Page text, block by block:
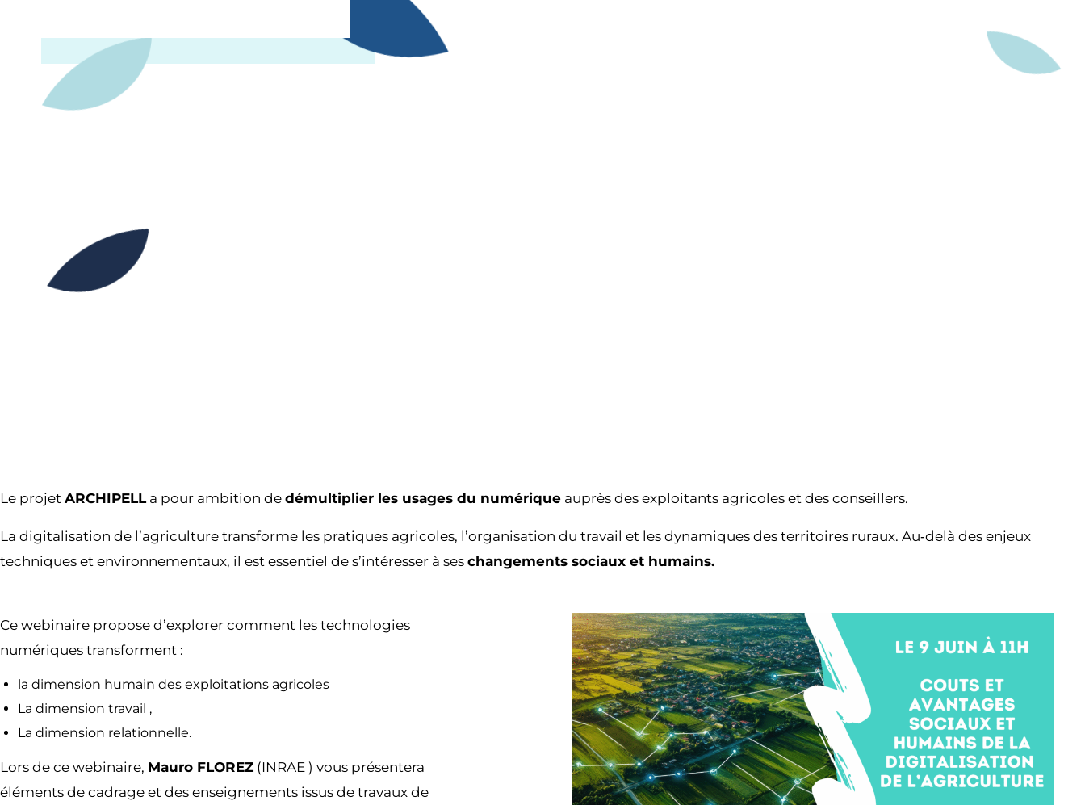
Le projet ARCHIPELLa pour ambition de démultiplier les usages du numérique auprès des exploitants agricoles et des conseillers.
La digitalisation de l’agriculture transforme les pratiques agricoles, l’organisation du travail et les dynamiques des territoires ruraux. Au‑delà des enjeux
techniques et environnementaux, il est essentiel de s’intéresser à ses changements sociaux et humains.
Ce webinaire propose d’explorer comment les technologies
numériques transforment :
la dimension humain des exploitations agricoles
La dimension travail ,
La dimension relationnelle.
Lors de ce webinaire, Mauro FLOREZ (INRAE ) vous présentera
éléments de cadrage et des enseignements issus de travaux de